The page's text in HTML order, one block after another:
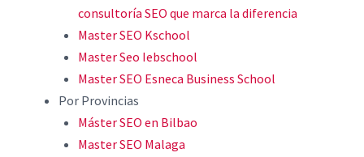
consultoría SEO que marca la diferencia
Master SEO Kschool
Master Seo Iebschool
Master SEO Esneca Business School
Por Provincias
Máster SEO en Bilbao
Master SEO Malaga